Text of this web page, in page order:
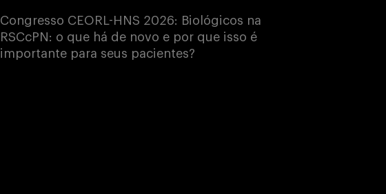
Congresso CEORL-HNS 2026: Biológicos na
RSCcPN: o que há de novo e por que isso é
importante para seus pacientes?